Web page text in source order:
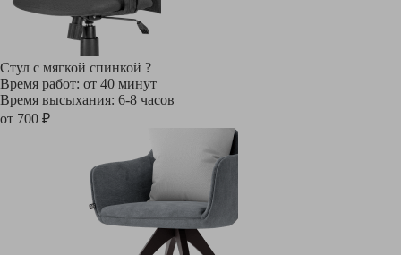
Стул с мягкой спинкой ?
Время работ: от 40 минут
Время высыхания: 6-8 часов
от 700 ₽